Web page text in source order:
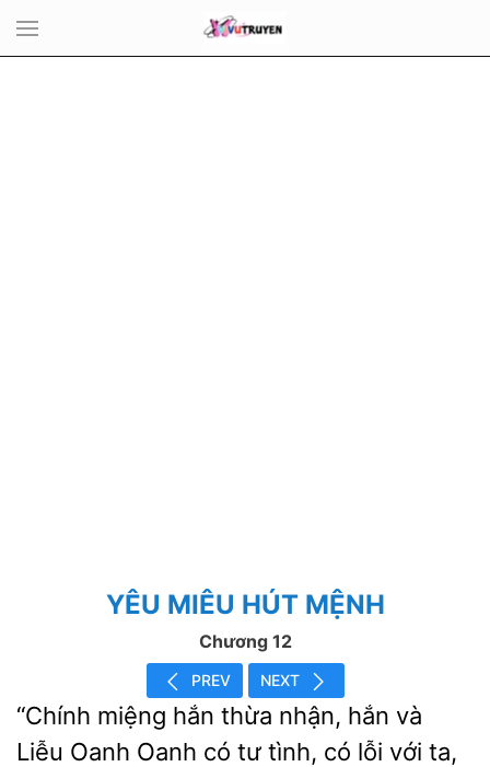
YÊU MIÊU HÚT MỆNH
Chương 12
PREV NEXT
“Chính miệng hắn thừa nhận, hắn và
Liễu
Oanh tư
có lỗi với ta,